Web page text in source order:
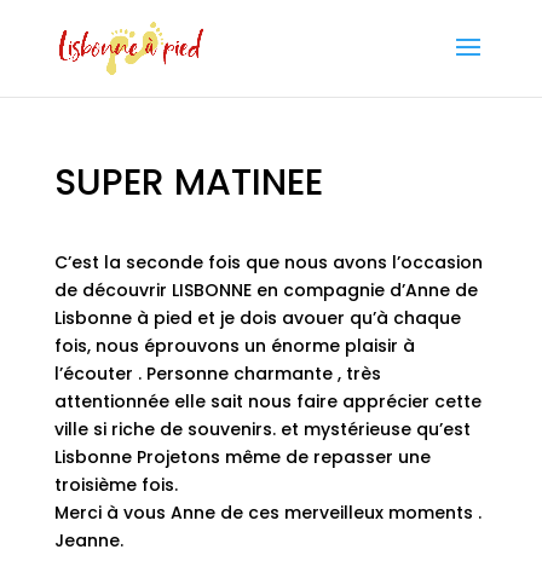
SUPER MATINEE
C’est la seconde fois que nous avons l’occasion
de découvrir LISBONNE en compagnie d’Anne de
Lisbonne à pied et je dois avouer qu’à chaque
fois, nous éprouvons un énorme plaisir à
l’écouter . Personne charmante , très
attentionnée elle sait nous faire apprécier cette
ville si riche de souvenirs. et mystérieuse qu’est
Lisbonne Projetons même de repasser une
troisième fois.
Merci à vous Anne de ces merveilleux moments .
Jeanne.